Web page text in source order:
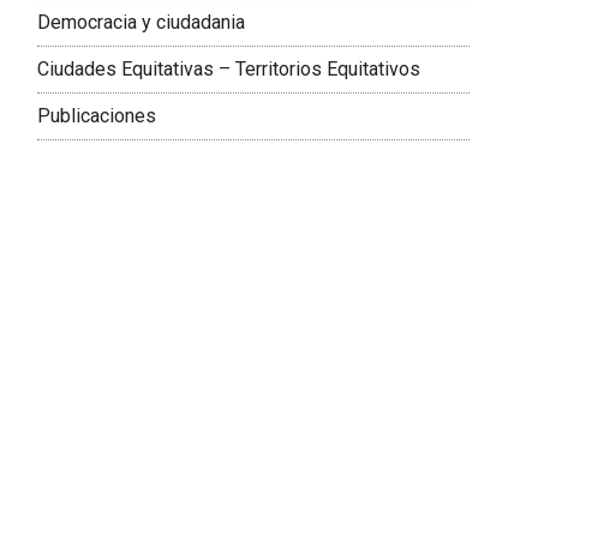
Democracia y ciudadania
Ciudades Equitativas – Territorios Equitativos
Publicaciones